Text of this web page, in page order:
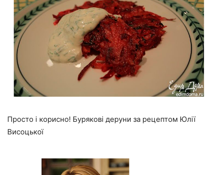
Просто і корисно! Бурякові деруни за рецептом Юлії
Висоцької